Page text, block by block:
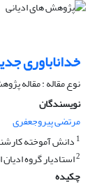
خداناباوری
نوع مقاله : مقاله
نویسندگان
مرتضی پیروجعفری
1 دانش آموخته
2استادیار گروه
چکیده